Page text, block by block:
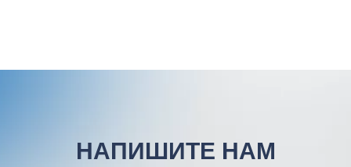
НАПИШИТЕ НАМ